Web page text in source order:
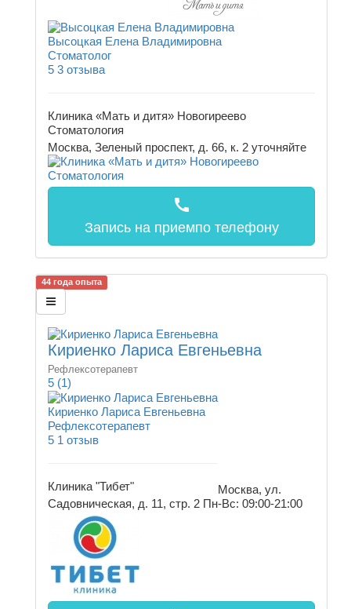
Высоцкая Елена Владимировна
Стоматолог
5 3 отзыва
Клиника «Мать и дитя» Новогиреево
Стоматология
Москва, Зеленый проспект, д. 66, к. 2 уточняйте
call
Запись на приемпо телефону
44 года опыта
Кириенко Лариса Евгеньевна
Рефлексотерапевт
5 (1)
Кириенко Лариса Евгеньевна
Рефлексотерапевт
5 1 отзыв
Клиника "Тибет"
Москва, ул.
Садовническая, д. 11, стр. 2 Пн-Вс: 09:00-21:00